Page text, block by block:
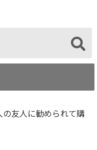
の友人に勧められて購